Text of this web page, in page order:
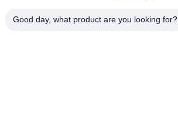
Good day, what product are you looking for?